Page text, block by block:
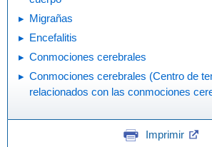
Migrañas
Encefalitis
Conmociones cerebrales
Conmociones cerebrales (Centro de
relacionados con las conmociones
Imprimir